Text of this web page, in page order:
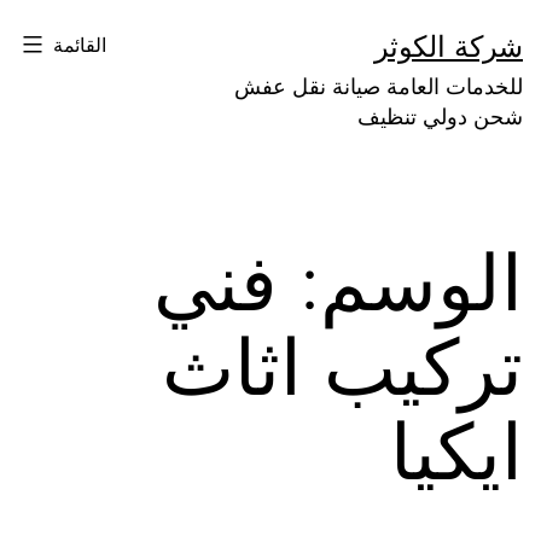
إلى
المحتوى
شركة الكوثر
للخدمات العامة صيانة نقل عفش
شحن دولي تنظيف
القائمة
الوسم: فني
تركيب اثاث
ايكيا